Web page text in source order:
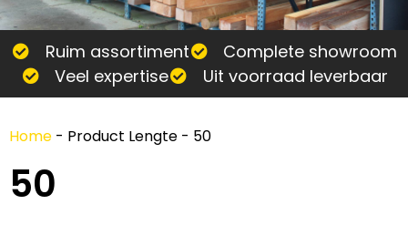
Ruim assortiment
Complete showroom
Veel expertise
Uit voorraad leverbaar
Home - Product Lengte - 50
50